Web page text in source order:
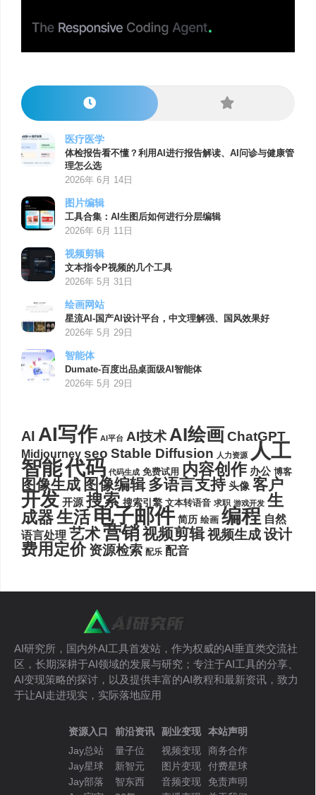
医疗医学
体检报告看不懂？利用AI进行报告解读、AI问诊与健康管
理怎么选
2026年 6月 14日
图片编辑
工具合集：AI生图后如何进行分层编辑
2026年 6月 11日
视频剪辑
文本指令P视频的几个工具
2026年 5月 31日
绘画网站
星流AI-国产AI设计平台，中文理解强、国风效果好
2026年 5月 29日
智能体
Dumate-百度出品桌面级AI智能体
2026年 5月 29日
AI AI写作 AI平台 AI技术AI绘画ChatGPT
Midjourney seo Stable Diffusion 人力资源 人工
智能代码 代码生成 免费试用 内容创作 办公 博客
图像生成 图像编辑 多语言支持 头像 客户
开发 开源 搜索 搜索引擎 文本转语音 求职 游戏开发 生
成器生活电子邮件 简历 绘画 编程 自然
语言处理 艺术营销视频剪辑视频生成设计
费用定价 资源检索 配乐 配音
AI研究所，国内外AI工具首发站，作为权威的AI垂直类交流社
区，长期深耕于AI领域的发展与研究；专注于AI工具的分享、
AI变现策略的探讨，以及提供丰富的AI教程和最新资讯，致力
于让AI走进现实，实际落地应用
资源入口
Jay总站
Jay星球
Jay部落
前沿资讯
量子位
新智元
智东西
副业变现
视频变现
图片变现
音频变现
本站声明
商务合作
付费星球
免责声明